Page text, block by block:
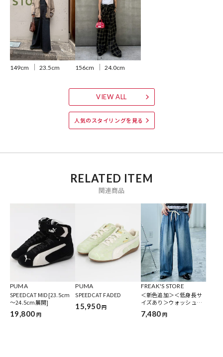
※着用、お取り扱いの際は、商品についている品質表示とアテンショ
ンタグを必ずご確認下さい。
円（2025年9月22日時点）
※「参考価格」とは、Daytona Parkにおける対象商品の通常販売（先
行予約・先行割引は含まれません）開始時点の価格です。
1920年創業のPUMA。 「それぞれのスポーツにあった専用のスニー
カーが必要だ」という考えの元、哲学を反映させたスニーカーはスポ
ランドの名は世界中へ響き渡り数多くのシューズを作り続けていま
149cm 23.5cm 156cm 24.0cm
VIEW ALL
人気のスタイリングを見る
RELATED ITEM
関連商品
PUMA
SPEEDCAT MID[23.5cm
～24.5cm展開]
19,800 円
PUMA
SPEEDCAT FADED
15,950 円
FREAK'S STORE
＜新色追加＞＜低身長サ
イズあり＞ウォッシュ加
工 イージーデニムパンツ
7,480 円